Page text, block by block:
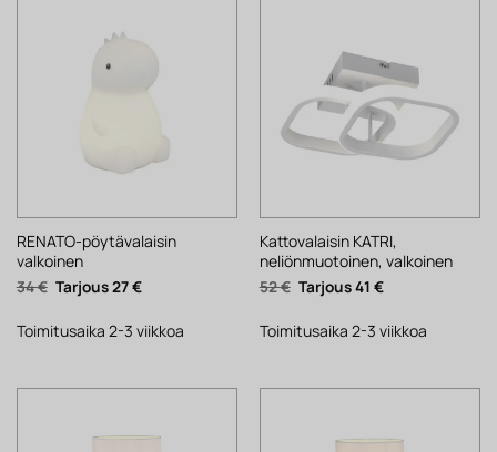
RENATO-pöytävalaisin
valkoinen
34€ Alkuperäinen
hinta
34 €.
27€Nykyinen
27 €.
Toimitusaika 2-3 viikkoa
Kattovalaisin KATRI,
neliönmuotoinen, valkoinen
52€ Alkuperäinen
hinta
52 €.
41 €Nykyinen
41 €.
Toimitusaika 2-3 viikkoa